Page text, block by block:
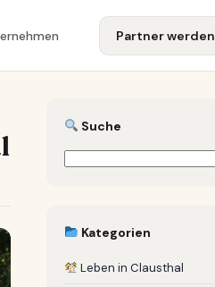
Partner werden
Suche
Suchen
Kategorien
Leben in Clausthal